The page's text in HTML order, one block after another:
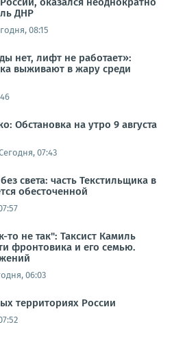
ДНР
08:15
нет, лифт не работает»:
выживают в жару среди
Обстановка на утро 9 августа
07:43
света: часть Текстильщика в
обесточенной
то не так": Таксист Камиль
фронтовика и его семью.
06:03
территориях России